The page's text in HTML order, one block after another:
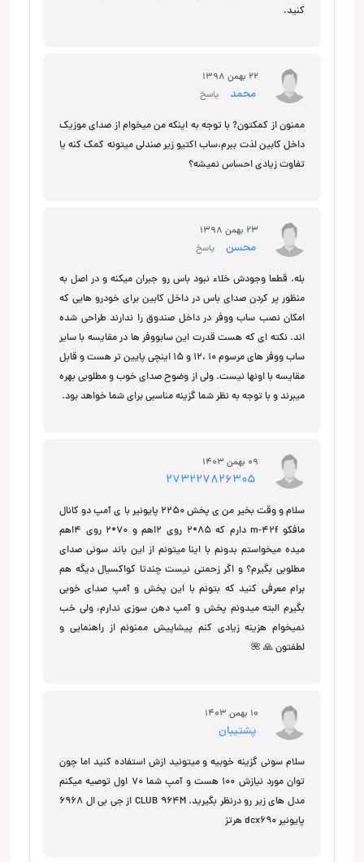
کنید.
22 بهمن 1398
محمد پاسخ
ممنون از کمکتون? با توجه به اینکه من میخوام از صدای موزیک
داخل کابین لذت ببرم،ساب اکتیو زیر صندلی میتونه کمک کنه یا
تفاوت زیادی احساس نمیشه؟
23 بهمن 1398
محسن پاسخ
بله. قطعا وجودش خلاء نبود باس رو جبران میکنه و در اصل به
منظور پر کردن صدای باس در داخل کابین برای خودرو هایی که
امکان نصب ساب ووفر در داخل صندوق را ندارند طراحی شده
اند. نکته ای که هست قدرت این سابووفر ها در مقایسه با سایر
ساب ووفر های مرسوم 10 ،12 و 15 اینچی پایین تر هست و قابل
مقایسه با اونها نیست. ولی از وضوح صدای خوب و مطلوبی بهره
میبرند و با توجه به نظر شما گزینه مناسبی برای شما خواهد بود.
09 بهمن 1403
سلام و وقت بخیر من ی پخش 2250 پایونیر با ی آمپ دو کانال
مافکو m-42f دارم که 85*2 روی 2اهم و 70*2 روی 4اهم
میده میخواستم بدونم با اینا میتونم از این باند سونی صدای
مطلوبی بگیرم؟ و اگر زحمتی نیست چندتا کواکسیال دیگه هم
برام معرفی کنید که بتونم با این پخش و آمپ صدای خوبی
بگیرم البته میدونم پخش و آمپ دهن سوزی ندارم، ولی خب
نمیخوام هزینه زیادی کنم پیشاپیش ممنونم از راهنمایی و
لطفتون 🙏 🌺
10 بهمن 1403
پشتیبان
سلام سونی گزینه خوبیه و میتونید ازش استفاده کنید اما چون
توان مورد نیازش 100 هست و آمپ شما 70 اول توصیه میکنم
مدل های زیر رو درنظر بگیرید. CLUB 964M از جی بی ال 6968
پایونیر dcx690 هرتز